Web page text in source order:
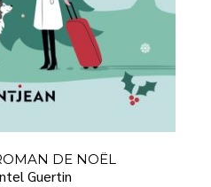
DE NOËL
Guertin